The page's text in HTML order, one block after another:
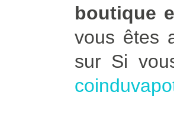
boutique
vous êtes
sur Si